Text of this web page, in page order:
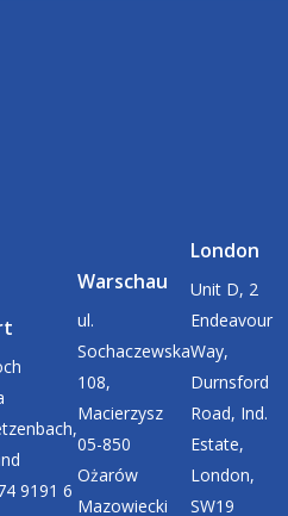
9191 6
Warschau
ul.
Sochaczewska
108,
Macierzysz
05-850
Ożarów
Mazowiecki
London
Unit D, 2
Endeavour
Way,
Durnsford
Road, Ind.
Estate,
London,
SW19